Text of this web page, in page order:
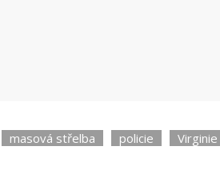
masová střelba policie
Virginie